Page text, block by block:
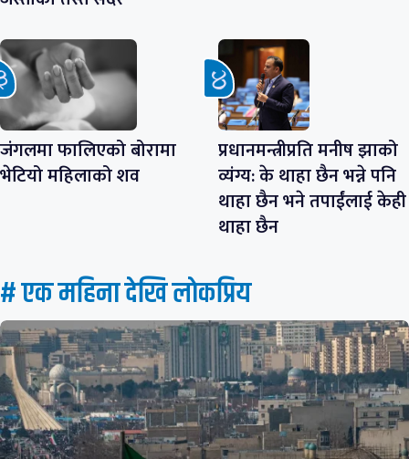
जंगलमा फालिएको बोरामा
भेटियो महिलाको शव
प्रधानमन्त्रीप्रति मनीष झाको
व्यंग्य: के थाहा छैन भन्ने पनि
थाहा छैन भने तपाईंलाई केही
थाहा छैन
# एक महिना देखि लाेकप्रिय